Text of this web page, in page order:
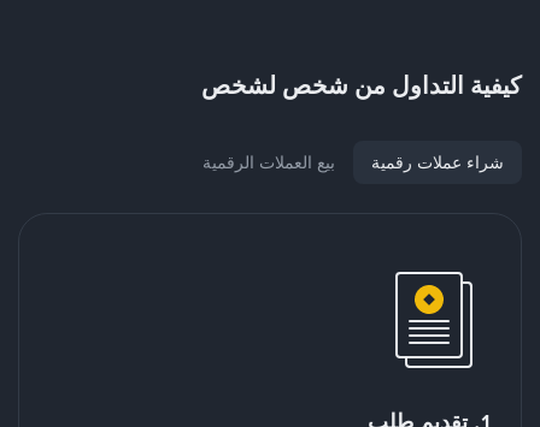
كيفية التداول من شخص لشخص
شراء عملات رقمية بيع العملات الرقمية